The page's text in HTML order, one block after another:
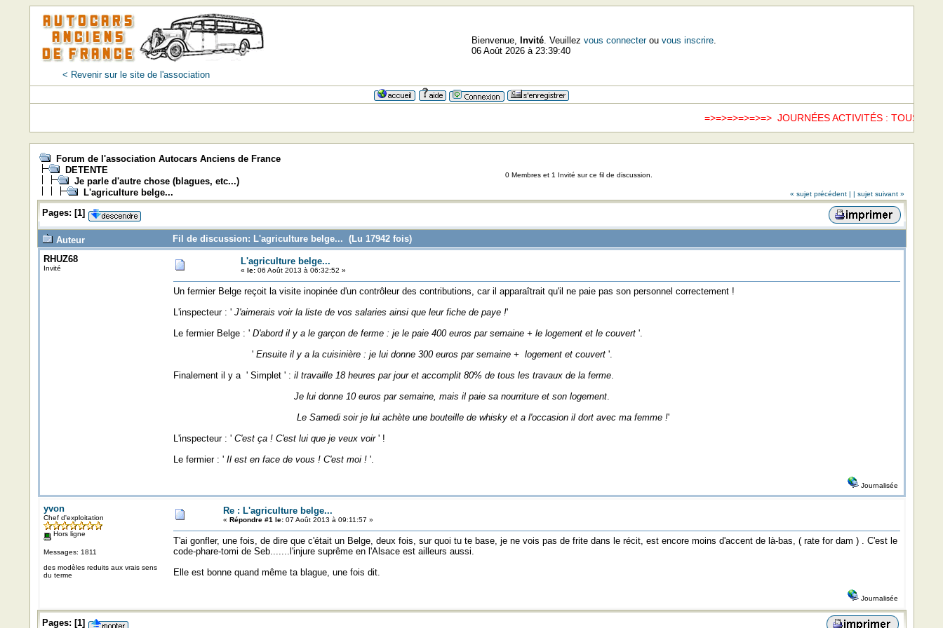
< Revenir sur le site de l'association
Bienvenue, Invité. Veuillez vous connecterou vous inscrire.
06 Août 2026 à 23:39:40
=>=>=>=>=>=> JOURNÉES ACTIVITÉS : TOUS LES
Forum de l'association Autocars Anciens de France
DETENTE
Je parle d'autre chose (blagues, etc...)
L'agriculture belge...
0 Membres et 1 Invité sur ce fil de discussion.
« sujet précédent | | sujet suivant »
Pages: [1]
Auteur
Fil de discussion: L'agriculture belge... (Lu 17942 fois)
RHUZ68
Invité
L'agriculture belge...
« le:06 Août 2013 à 06:32:52 »
Un fermier Belge reçoit la visite inopinée d'un contrôleur des contributions, car il apparaîtrait qu'il ne paie pas son personnel correctement !
L'inspecteur : ' J'aimerais voir la liste de vos salaries ainsi que leur fiche de paye !'
Le fermier Belge : ' D'abord il y a le garçon de ferme : je le paie 400 euros par semaine + le logement et le couvert'.
'Ensuite il y a la cuisinière : je lui donne 300 euros par semaine + logement et couvert '.
Finalement il y a ' Simplet ' : il travaille 18 heures par jour et accomplit 80% de tous les travaux de la ferme.
Je lui donne 10 euros par semaine, mais il paie sa nourriture et son logement.
Le Samedi soir je lui achète une bouteille de whisky et a l'occasion il dort avec ma femme !'
L'inspecteur : ' C'est ça ! C'est lui que je veux voir' !
Le fermier : ' Il est en face de vous ! C'est moi !'.
Journalisée
yvon
Chef d'exploitation
Hors ligne
Messages: 1811
des modèles reduits aux vrais sens
du terme
Re : L'agriculture belge...
« Répondre #1 le:07 Août 2013 à 09:11:57 »
T'ai gonfler, une fois, de dire que c'était un Belge, deux fois, sur quoi tu te base, je ne vois pas de frite dans le récit, est encore moins d'accent de là-bas, ( rate for dam ) . C'est le
code-phare-tomi de Seb.......l'injure suprême en l'Alsace est ailleurs aussi.
Elle est bonne quand même ta blague, une fois dit.
Journalisée
Pages: [1]